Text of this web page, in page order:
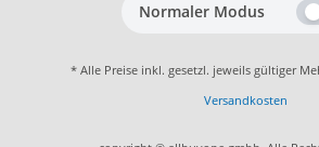
Normaler Modus
* Alle Preise inkl. gesetzl. jeweils gültiger
Versandkosten